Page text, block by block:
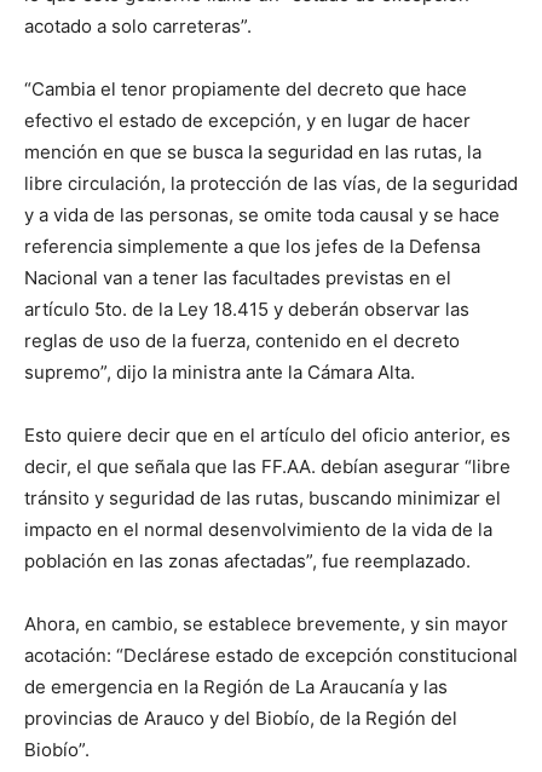
acotado a solo carreteras”.
“Cambia el tenor propiamente del decreto que hace
efectivo el estado de excepción, y en lugar de hacer
mención en que se busca la seguridad en las rutas, la
libre circulación, la protección de las vías, de la seguridad
y a vida de las personas, se omite toda causal y se hace
referencia simplemente a que los jefes de la Defensa
Nacional van a tener las facultades previstas en el
artículo 5to. de la Ley 18.415 y deberán observar las
reglas de uso de la fuerza, contenido en el decreto
supremo”, dijo la ministra ante la Cámara Alta.
Esto quiere decir que en el artículo del oficio anterior, es
decir, el que señala que las FF.AA. debían asegurar “libre
tránsito y seguridad de las rutas, buscando minimizar el
impacto en el normal desenvolvimiento de la vida de la
población en las zonas afectadas”, fue reemplazado.
Ahora, en cambio, se establece brevemente, y sin mayor
acotación: “Declárese estado de excepción constitucional
de emergencia en la Región de La Araucanía y las
provincias de Arauco y del Biobío, de la Región del
Biobío”.